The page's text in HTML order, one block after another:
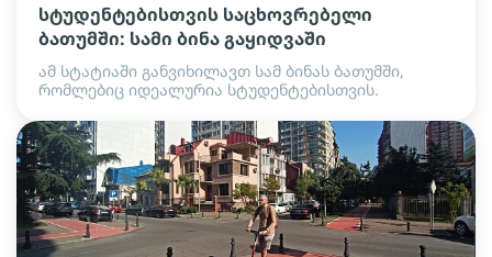
სტუდენტებისთვის საცხოვრებელი
ბათუმში: სამი ბინა გაყიდვაში
ამ სტატიაში განვიხილავთ სამ ბინას ბათუმში,
რომლებიც იდეალურია სტუდენტებისთვის.